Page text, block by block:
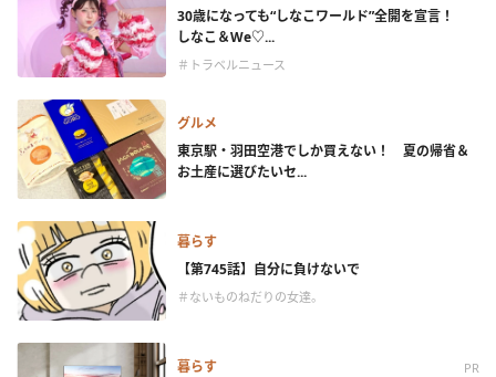
30歳になっても“しなこワールド”全開を宣言！
しなこ＆We♡...
＃トラベルニュース
グルメ
東京駅・羽田空港でしか買えない！ 夏の帰省＆
お土産に選びたいセ...
暮らす
【第745話】自分に負けないで
＃ないものねだりの女達。
暮らす PR